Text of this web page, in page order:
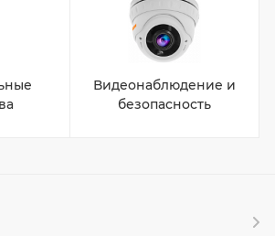
Видеонаблюдение и
безопасность